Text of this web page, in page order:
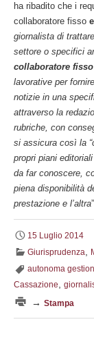
ha ribadito che i
collaboratore fisso
giornalista di
settore o specifici
collaboratore fisso
lavorative per
notizie in una
attraverso la
rubriche, con
si assicura così la
propri piani
da far conoscere,
piena disponibilità
prestazione e l’altra
15 Luglio 2014
Giurisprudenza
autonoma
Cassazione
→ Stampa